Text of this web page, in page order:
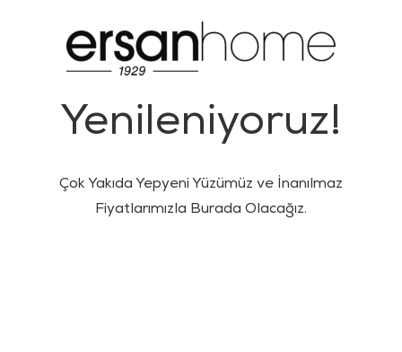
Yenileniyoruz!
Çok Yakıda Yepyeni Yüzümüz ve İnanılmaz
Fiyatlarımızla Burada Olacağız.